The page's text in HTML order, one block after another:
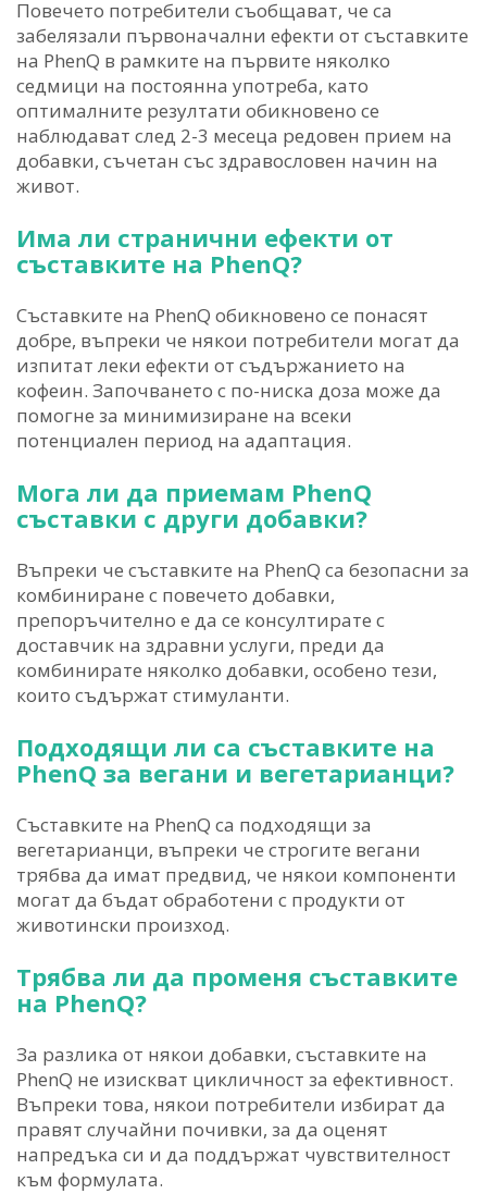
Повечето потребители съобщават, че са
забелязали първоначални ефекти от съставките
на PhenQ в рамките на първите няколко
седмици на постоянна употреба, като
оптималните резултати обикновено се
наблюдават след 2-3 месеца редовен прием на
добавки, съчетан със здравословен начин на
живот.
Има ли странични ефекти от
съставките на PhenQ?
Съставките на PhenQ обикновено се понасят
добре, въпреки че някои потребители могат да
изпитат леки ефекти от съдържанието на
кофеин. Започването с по-ниска доза може да
помогне за минимизиране на всеки
потенциален период на адаптация.
Мога ли да приемам PhenQ
съставки с други добавки?
Въпреки че съставките на PhenQ са безопасни за
комбиниране с повечето добавки,
препоръчително е да се консултирате с
доставчик на здравни услуги, преди да
комбинирате няколко добавки, особено тези,
които съдържат стимуланти.
Подходящи ли са съставките на
PhenQ за вегани и вегетарианци?
Съставките на PhenQ са подходящи за
вегетарианци, въпреки че строгите вегани
трябва да имат предвид, че някои компоненти
могат да бъдат обработени с продукти от
животински произход.
Трябва ли да променя съставките
на PhenQ?
За разлика от някои добавки, съставките на
PhenQ не изискват цикличност за ефективност.
Въпреки това, някои потребители избират да
правят случайни почивки, за да оценят
напредъка си и да поддържат чувствителност
към формулата.